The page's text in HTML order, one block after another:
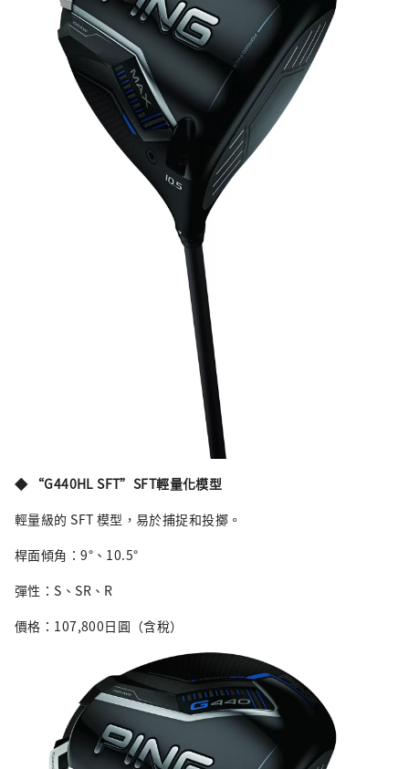
◆ “G440HL SFT”SFT輕量化模型
輕量級的 SFT 模型，易於捕捉和投擲。
桿面傾角：9°、10.5°
彈性：S、SR、R
價格：107,800日圓（含稅）